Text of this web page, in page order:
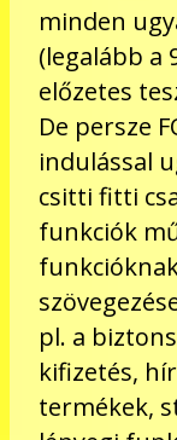
minden
(legalább a
előzetes
De persze
indulással
csitti fitti
funkciók
pl. a
kifizetés,
termékek,